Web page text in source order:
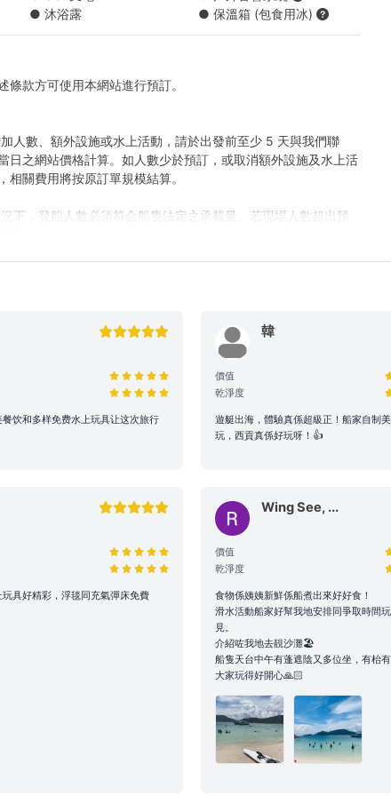
)
調整，船東保留對上述餐單進行調整的權利。
選到會套餐 (需自行取貨), 按此查看
● 沐浴露 ● 保溫箱 (包食用冰)
條款方可使用本網站進行預訂。
人數、額外設施或水上活動，請於出發前至少 5 天與我們聯
日之網站價格計算。如人數少於預訂，或取消額外設施及水上活
相關費用將按原訂單規模結算。
下，登船人數必須符合船隻法定之承載量。若現場人數超出預
額。
利。
行安全，最終路線及行程時長將視當日天氣、交通及海面狀況
因素調整（如延遲出發或提前靠岸），相關細則請參閱 【服務
負責自身及同行者之安全。參與水上活動存在自然風險，建議
個人安全，請避免從船隻上層跳水或於夜間游泳。個人財物請
船東將不予負責，如有需要，可替乘客尋求警方的幫助。
賃期間，如船上任何設備、器具、裝置或其他財物遭到損壞或損
須負擔相關之修理、修復或重新購置費用。
均需符合當地法規。如遇違規行為或攜帶違禁品，船東將優先配
器具、裝置或其他財物遭到損壞或損毀（正常損耗除外）、偷竊
支付修理、修復或重新購置有關物品之費用。
人計劃攜帶大型器材（如音響、烹飪等設備）或需自行煮食，請
饮和多样免费水上玩具让这次旅行
韓
價值
乾淨度
遊艇出海，體驗真係超級正！船家自制
玩，西貢真係好玩呀！👍
具好精彩，浮毯同充氣彈床免費
Wing See, ...
價值
乾淨度
食物係姨姨新鮮係船煮出來好好食！
滑水活動船家好幫我地安排同爭取時間
見。
介紹咗我地去靚沙灘🏖️
船隻天台中午有蓬遮陰又多位坐，有枱
大家玩得好開心🙏🏻